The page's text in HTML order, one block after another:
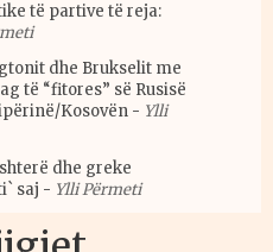
të partive të reja:
dhe Brukselit me
të “fitores” së Rusisë
Kosovën - Ylli
dhe greke
saj - Ylli Përmeti